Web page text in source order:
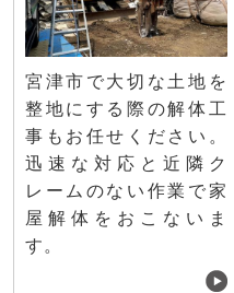
宮津市で大切な土地を
整地にする際の解体工
事もお任せください。
迅速な対応と近隣ク
レームのない作業で家
屋解体をおこないま
す。